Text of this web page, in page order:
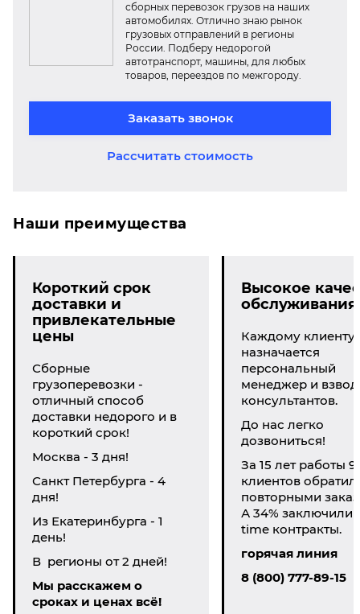
сборных перевозок грузов на наших
автомобилях. Отлично знаю рынок
грузовых отправлений в регионы
России. Подберу недорогой
автотранспорт, машины, для любых
товаров, переездов по межгороду.
Заказать звонок
Рассчитать стоимость
Наши преимущества
Короткий срок
доставки и
привлекательные
цены
Сборные
грузоперевозки -
отличный способ
доставки недорого и в
короткий срок!
Москва - 3 дня!
Санкт Петербурга - 4
дня!
Из Екатеринбурга - 1
день!
В регионы от 2 дней!
Мы расскажем о
сроках и ценах всё!
Высокое
обслуживания
Каждому клиенту
назначается
персональный
менеджер и взвод
консультантов.
До нас легко
дозвониться!
За 15 лет работы
клиентов
повторными
А 34% заключили
time контракты.
горячая линия
8 (800) 777-89-15